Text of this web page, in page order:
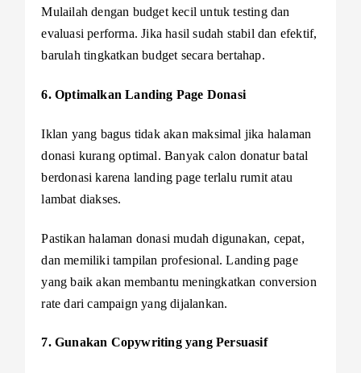
Mulailah dengan budget kecil untuk testing dan
evaluasi performa. Jika hasil sudah stabil dan efektif,
barulah tingkatkan budget secara bertahap.
6. Optimalkan Landing Page Donasi
Iklan yang bagus tidak akan maksimal jika halaman
donasi kurang optimal. Banyak calon donatur batal
berdonasi karena landing page terlalu rumit atau
lambat diakses.
Pastikan halaman donasi mudah digunakan, cepat,
dan memiliki tampilan profesional. Landing page
yang baik akan membantu meningkatkan conversion
rate dari campaign yang dijalankan.
7. Gunakan Copywriting yang Persuasif